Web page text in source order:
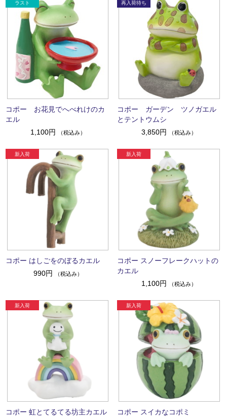
コポー お花見でへべれけのカ
エル
1,100円
（税込み）
コポー ガーデン ツノガエル
とテントウムシ
3,850円
（税込み）
コポー はしごをのぼるカエル
990円
（税込み）
コポー スノーフレークハットの
カエル
1,100円
（税込み）
コポー 虹とてるてる坊主カエル
コポー スイカなコポミ